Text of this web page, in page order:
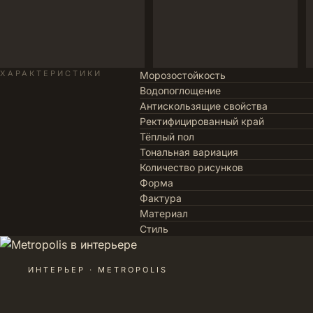
ХАРАКТЕРИСТИКИ
Морозостойкость
Водопоглощение
Антискользящие свойства
Ректифицированный край
Тёплый пол
Тональная вариация
Количество рисунков
Форма
Фактура
Материал
Стиль
ИНТЕРЬЕР · METROPOLIS